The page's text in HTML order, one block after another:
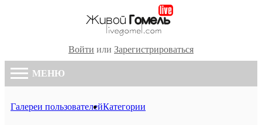
Войти или Зарегистрироваться
МЕНЮ
Галереи пользователейКатегории